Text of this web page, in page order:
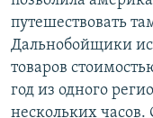
путешествовать
Дальнобойщики
товаров
год из одного
нескольких